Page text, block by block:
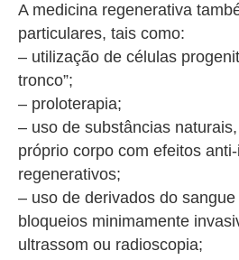
A medicina regenerativa
particulares, tais como:
– utilização de células
tronco”;
– proloterapia;
– uso de substâncias
próprio corpo com efeitos
regenerativos;
– uso de derivados do
bloqueios minimamente
ultrassom ou radioscopia;